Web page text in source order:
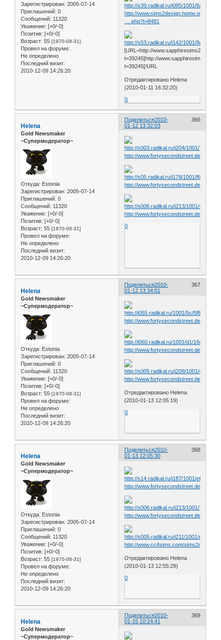
Зарегистрирован: 2005-07-14
Приглашений: 0
Сообщений: 11320
Уважение: [+0/-0]
Позитив: [+0/-0]
Возраст: 55 [1970-08-31]
Провел на форуме:
Не определено
Последний визит:
2010-12-09 14:26:20
http://www.sims2design.home.pl/forum/
… php?t=8481
[URL=http://www.sapphiresims2.com/
t=39245]http://
t=39245[/URL
Отредактировано Helena
(2010-01-11 16:32:20)
0
Поделиться 366
2010-
01-12 13:32:03
Helena
Gold Newsmaker
~Супермодератор~
Откуда: Estonia
Зарегистрирован: 2005-07-14
Приглашений: 0
Сообщений: 11320
Уважение: [+0/-0]
Позитив: [+0/-0]
Возраст: 55 [1970-08-31]
Провел на форуме:
Не определено
Последний визит:
2010-12-09 14:26:20
http://www.fortysecondstreet.de/
http://www.fortysecondstreet.de/
http://www.fortysecondstreet.de/
0
Поделиться 367
2010-
01-12 13:34:01
Helena
Gold Newsmaker
~Супермодератор~
Откуда: Estonia
Зарегистрирован: 2005-07-14
Приглашений: 0
Сообщений: 11320
Уважение: [+0/-0]
Позитив: [+0/-0]
Возраст: 55 [1970-08-31]
Провел на форуме:
Не определено
Последний визит:
2010-12-09 14:26:20
http://www.fortysecondstreet.de/
http://www.fortysecondstreet.de/
http://www.fortysecondstreet.de/
Отредактировано Helena
(2010-01-13 12:05:19)
0
Поделиться 368
2010-
01-13 12:05:30
Helena
Gold Newsmaker
~Супермодератор~
Откуда: Estonia
Зарегистрирован: 2005-07-14
Приглашений: 0
Сообщений: 11320
Уважение: [+0/-0]
Позитив: [+0/-0]
Возраст: 55 [1970-08-31]
Провел на форуме:
Не определено
Последний визит:
2010-12-09 14:26:20
http://www.fortysecondstreet.de/
http://www.fortysecondstreet.de/
http://www.cc4sims.com/sims2newdv/
Отредактировано Helena
(2010-01-13 12:55:29)
0
Поделиться 369
2010-
01-15 10:24:41
Helena
Gold Newsmaker
~Супермодератор~